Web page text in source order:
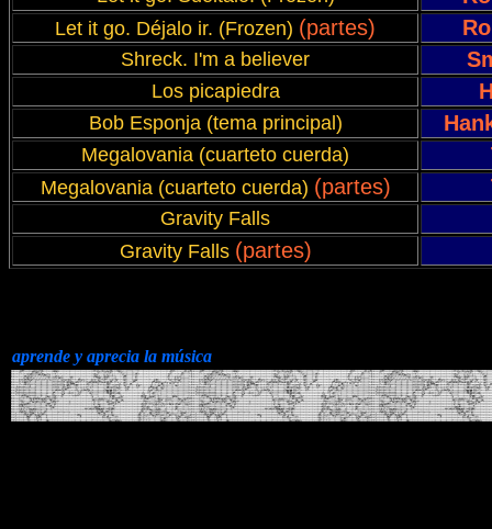
Let it go. Déjalo ir. (Frozen) (partes)
Shreck. I'm a believer
Los picapiedra
Bob Esponja (tema principal)
Megalovania (cuarteto cuerda)
Megalovania (cuarteto cuerda) (partes)
Gravity Falls
Gravity Falls (partes)
aprende y aprecia la música